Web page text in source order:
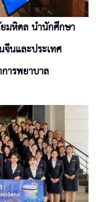
มหิดล นำนักศึกษา
นและประเทศ
ารพยาบาล